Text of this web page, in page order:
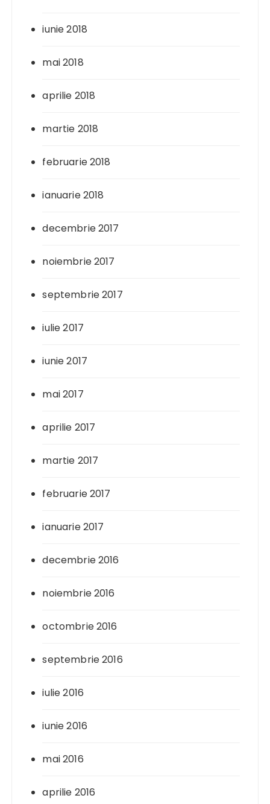
iunie 2018
mai 2018
aprilie 2018
martie 2018
februarie 2018
ianuarie 2018
decembrie 2017
noiembrie 2017
septembrie 2017
iulie 2017
iunie 2017
mai 2017
aprilie 2017
martie 2017
februarie 2017
ianuarie 2017
decembrie 2016
noiembrie 2016
octombrie 2016
septembrie 2016
iulie 2016
iunie 2016
mai 2016
aprilie 2016